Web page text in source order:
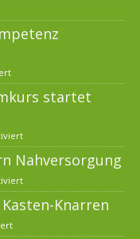
startet
Nahversorgung
Knarren